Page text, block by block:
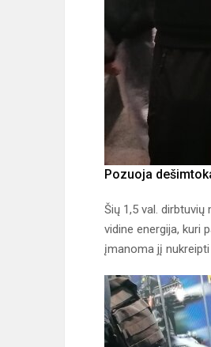
Pozuoja
Šių 1,5 val.
vidine energija, kuri
įmanoma jį